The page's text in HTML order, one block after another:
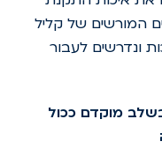
של קליל
לעבור
מוקדם ככול